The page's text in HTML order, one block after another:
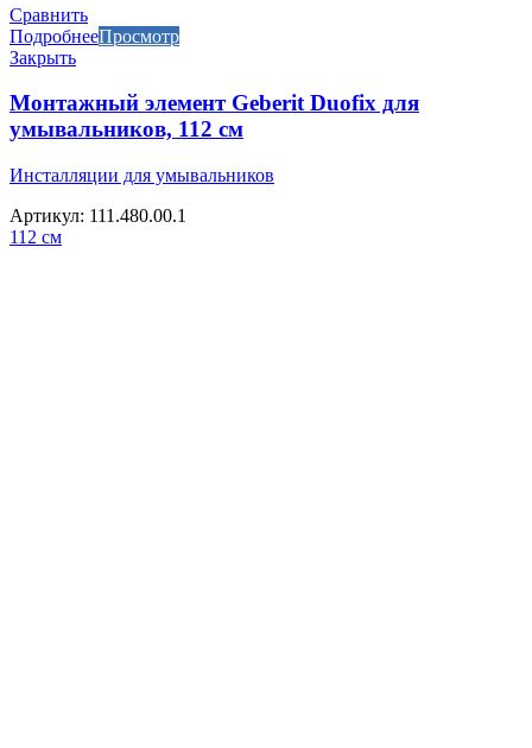
Сравнить
ПодробнееПросмотр
Закрыть
Монтажный элемент Geberit Duofix для
умывальников, 112 см
Инсталляции для умывальников
Артикул: 111.480.00.1
112 см